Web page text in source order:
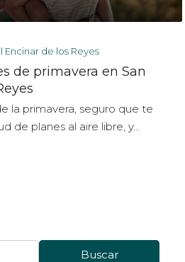
Encinar de los Reyes
de primavera en San
la primavera, seguro que te
de planes al aire libre, y...
Buscar